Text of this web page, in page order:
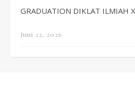
GRADUATION DIKLAT ILMIAH
Juni 22, 2026